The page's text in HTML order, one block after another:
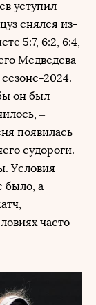
уступил
снялся из-
5:7, 6:2, 6:4,
Медведева
2024.
он был
–
появилась
судороги.
Условия
было, а
часто